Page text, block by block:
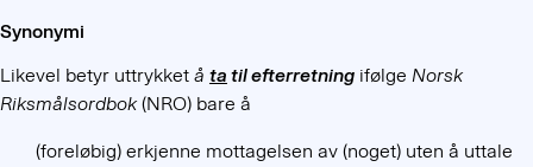
Synonymi
Likevel betyr uttrykket å ta til efterretning ifølge Norsk
Riksmålsordbok(NRO) bare å
(foreløbig) erkjenne mottagelsen av (noget) uten å uttale